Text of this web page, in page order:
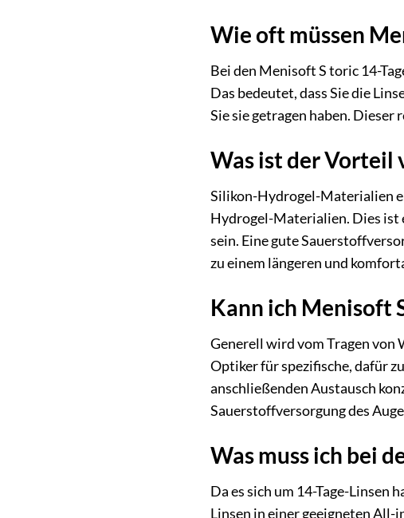
Wie oft müssen
Bei den Menisoft S toric 14-
Das bedeutet, dass Sie die
Sie sie getragen haben.
Was ist der
Silikon-Hydrogel-Materialien
Hydrogel-Materialien. Dies ist
sein. Eine gute
zu einem längeren und
Kann ich Menisoft
Generell wird vom Tragen von
Optiker für spezifische, dafür
anschließenden Austausch
Sauerstoffversorgung des
Was muss ich bei
Da es sich um 14-Tage-Linsen
Linsen in einer geeigneten